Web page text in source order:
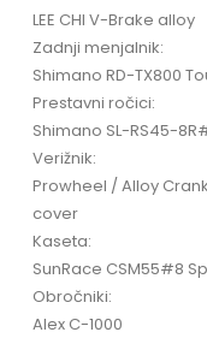
LEE CHI V-Brake alloy
Zadnji menjalnik:
Shimano RD-TX800
Prestavni ročici:
Shimano SL-RS45-
Verižnik:
Prowheel / Alloy
cover
Kaseta:
SunRace CSM55#8
Obročniki:
Alex C-1000